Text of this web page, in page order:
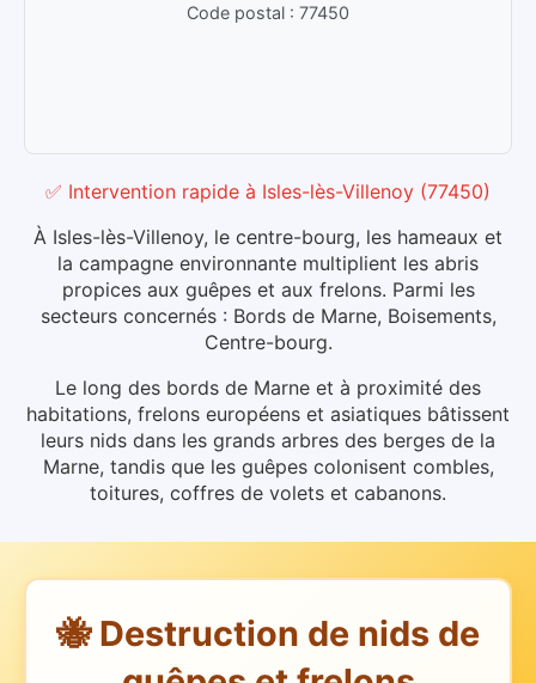
Code postal : 77450
✅ Intervention rapide à Isles-lès-Villenoy (77450)
À Isles-lès-Villenoy, le centre-bourg, les hameaux et
la campagne environnante multiplient les abris
propices aux guêpes et aux frelons. Parmi les
secteurs concernés : Bords de Marne, Boisements,
Centre-bourg.
Le long des bords de Marne et à proximité des
habitations, frelons européens et asiatiques bâtissent
leurs nids dans les grands arbres des berges de la
Marne, tandis que les guêpes colonisent combles,
toitures, coffres de volets et cabanons.
🐝 Destruction de nids de